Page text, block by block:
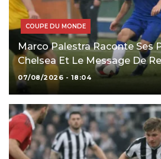
COUPE DU MONDE
Marco Palestra Raconte Ses
Chelsea Et Le Message De
07/08/2026 - 18:04